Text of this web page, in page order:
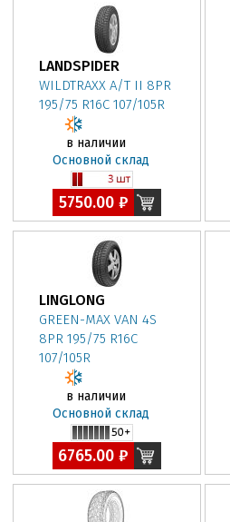
LANDSPIDER
WILDTRAXX A/T II 8PR
195/75 R16C 107/105R
в наличии
Основной склад
5750.00 ₽
LINGLONG
GREEN-MAX VAN 4S
8PR 195/75 R16C
107/105R
в наличии
Основной склад
6765.00 ₽